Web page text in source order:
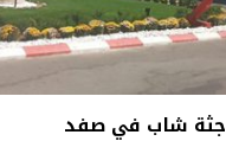
جثة شاب في صفد